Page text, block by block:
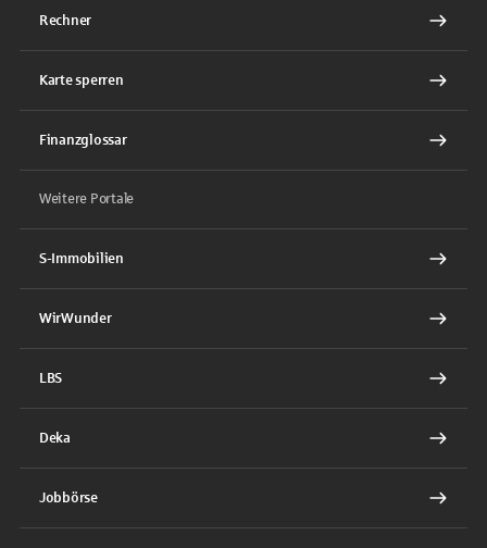
Rechner
Karte sperren
Finanzglossar
Weitere Portale
S-Immobilien
WirWunder
LBS
Deka
Jobbörse